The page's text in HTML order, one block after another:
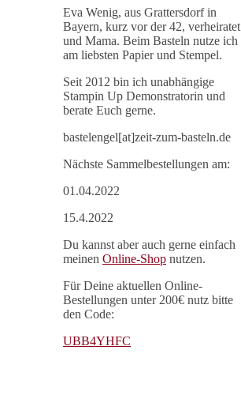
Eva Wenig, aus Grattersdorf in
Bayern, kurz vor der 42, verheiratet
und Mama. Beim Basteln nutze ich
am liebsten Papier und Stempel.
Seit 2012 bin ich unabhängige
Stampin Up Demonstratorin und
berate Euch gerne.
bastelengel[at]zeit-zum-basteln.de
Nächste Sammelbestellungen am:
01.04.2022
15.4.2022
Du kannst aber auch gerne einfach
meinen Online-Shop nutzen.
Für Deine aktuellen Online-
Bestellungen unter 200€ nutz bitte
den Code:
UBB4YHFC